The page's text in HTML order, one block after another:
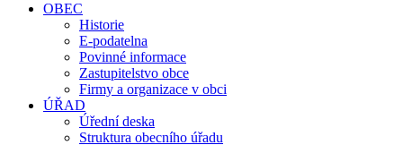
OBEC
Historie
E-podatelna
Povinné informace
Zastupitelstvo obce
Firmy a organizace v obci
ÚŘAD
Úřední deska
Struktura obecního úřadu